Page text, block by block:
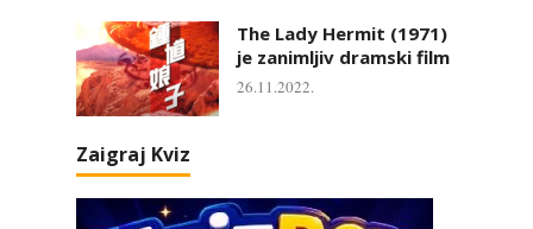
The Lady Hermit (1971)
je zanimljiv dramski film
26.11.2022.
Zaigraj Kviz